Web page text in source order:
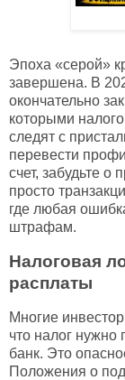
Эпоха «серой»
завершена. В
окончательно
которыми
следят с
перевести
счет, забудьте
просто
где любая
штрафам.
Налоговая
расплаты
Многие
что налог нужно
банк. Это
Положения о